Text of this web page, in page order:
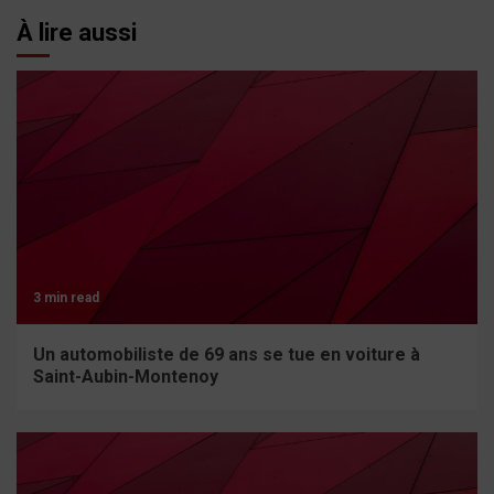
À lire aussi
3 min read
Un automobiliste de 69 ans se tue en voiture à
Saint-Aubin-Montenoy